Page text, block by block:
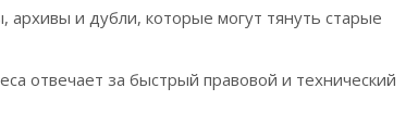
архивы и дубли, которые могут тянуть старые
отвечает за быстрый правовой и технический